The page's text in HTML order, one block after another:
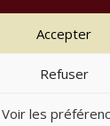
Accepter
Refuser
Voir les –